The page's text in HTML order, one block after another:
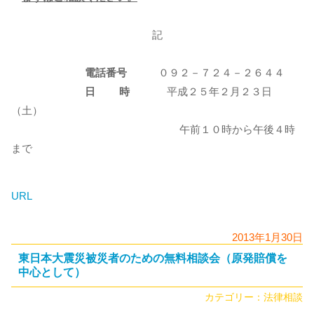
記
電話番号 ０９２－７２４－２６４４
日 時 平成２５年２月２３日
（土）
午前１０時から午後４時
まで
URL
2013年1月30日
東日本大震災被災者のための無料相談会（原発賠償を
中心として）
カテゴリー： 法律相談